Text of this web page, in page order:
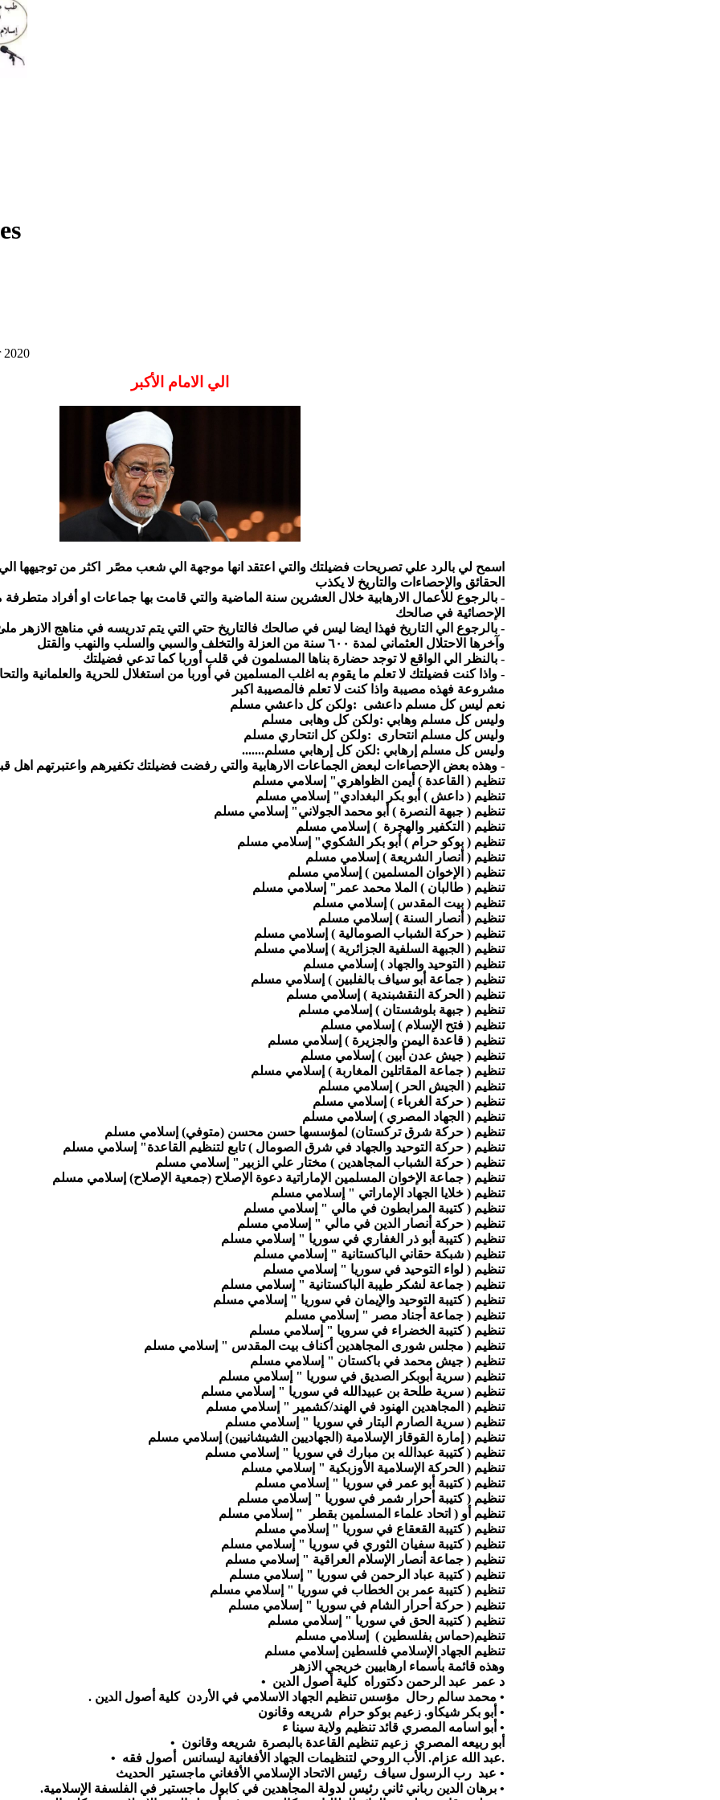
2020
الي الامام الأكبر
اسمح لي بالرد علي تصريحات فضيلتك والتي اعتقد انها موجهة الي شعب مصًر اكثر من توجيهها
الحقائق والإحصاءات والتاريخ لا يكذب
- بالرجوع للأعمال الارهابية خلال العشرين سنة الماضية والتي قامت بها جماعات او أفراد
الإحصائية في صالحك
- بالرجوع الي التاريخ فهذا ايضا ليس في صالحك فالتاريخ حتي التي يتم تدريسه في مناهج الازهر
وآخرها الاحتلال العثماني لمدة ٦٠٠ سنة من العزلة والتخلف والسبي والسلب والنهب والقتل
- بالنظر الي الواقع لا توجد حضارة بناها المسلمون في قلب أوربا كما تدعي فضيلتك
- واذا كنت فضيلتك لا تعلم ما يقوم به اغلب المسلمين في أوربا من استغلال للحرية والعلمانية
مشروعة فهذه مصيبة واذا كنت لا تعلم فالمصيبة اكبر
نعم ليس كل مسلم داعشى :ولكن كل داعشي مسلم
وليس كل مسلم وهابي :ولكن كل وهابى مسلم
وليس كل مسلم انتحارى :ولكن كل انتحاري مسلم
وليس كل مسلم إرهابي :لكن كل إرهابي مسلم.......
- وهذه بعض الإحصاءات لبعض الجماعات الارهابية والتي رفضت فضيلتك تكفيرهم واعتبرتهم اهل
تنظيم ( القاعدة ) أيمن الظواهري" إسلامي مسلم
تنظيم ( داعش ) أبو بكر البغدادي" إسلامي مسلم
تنظيم ( جبهة النصرة ) أبو محمد الجولاني" إسلامي مسلم
تنظيم ( التكفير والهجرة ) إسلامي مسلم
تنظيم ( بوكو حرام ) أبو بكر الشكوي" إسلامي مسلم
تنظيم ( أنصار الشريعة ) إسلامي مسلم
تنظيم ( الإخوان المسلمين ) إسلامي مسلم
تنظيم ( طالبان ) الملا محمد عمر" إسلامي مسلم
تنظيم ( بيت المقدس ) إسلامي مسلم
تنظيم ( أنصار السنة ) إسلامي مسلم
تنظيم ( حركة الشباب الصومالية ) إسلامي مسلم
تنظيم ( الجبهة السلفية الجزائرية ) إسلامي مسلم
تنظيم ( التوحيد والجهاد ) إسلامي مسلم
تنظيم ( جماعة أبو سياف بالفلبين ) إسلامي مسلم
تنظيم ( الحركة النقشبندية ) إسلامي مسلم
تنظيم ( جبهة بلوشستان ) إسلامي مسلم
تنظيم ( فتح الإسلام ) إسلامي مسلم
تنظيم ( قاعدة اليمن والجزيرة ) إسلامي مسلم
تنظيم ( جيش عدن أبين ) إسلامي مسلم
تنظيم ( جماعة المقاتلين المغاربة ) إسلامي مسلم
تنظيم ( الجيش الحر ) إسلامي مسلم
تنظيم ( حركة الغرباء ) إسلامي مسلم
تنظيم ( الجهاد المصري ) إسلامي مسلم
تنظيم ( حركة شرق تركستان) لمؤسسها حسن محسن (متوفي) إسلامي مسلم
تنظيم ( حركة التوحيد والجهاد في شرق الصومال ) تابع لتنظيم القاعدة" إسلامي مسلم
تنظيم ( حركة الشباب المجاهدين ) مختار علي الزبير" إسلامي مسلم
تنظيم ( جماعة الإخوان المسلمين الإماراتية دعوة الإصلاح (جمعية الإصلاح) إسلامي مسلم
تنظيم ( خلايا الجهاد الإماراتي " إسلامي مسلم
تنظيم ( كتيبة المرابطون في مالي " إسلامي مسلم
تنظيم ( حركة أنصار الدين في مالي " إسلامي مسلم
تنظيم ( كتيبة أبو ذر الغفاري في سوريا " إسلامي مسلم
تنظيم ( شبكة حقاني الباكستانية " إسلامي مسلم
تنظيم ( لواء التوحيد في سوريا " إسلامي مسلم
تنظيم ( جماعة لشكر طيبة الباكستانية " إسلامي مسلم
تنظيم ( كتيبة التوحيد والإيمان في سوريا " إسلامي مسلم
تنظيم ( جماعة أجناد مصر " إسلامي مسلم
تنظيم ( كتيبة الخضراء في سرويا " إسلامي مسلم
تنظيم ( مجلس شورى المجاهدين أكناف بيت المقدس " إسلامي مسلم
تنظيم ( جيش محمد في باكستان " إسلامي مسلم
تنظيم ( سرية أبوبكر الصديق في سوريا " إسلامي مسلم
تنظيم ( سرية طلحة بن عبيدالله في سوريا " إسلامي مسلم
تنظيم ( المجاهدين الهنود في الهند/كشمير " إسلامي مسلم
تنظيم ( سرية الصارم البتار في سوريا " إسلامي مسلم
تنظيم ( إمارة القوقاز الإسلامية (الجهاديين الشيشانيين) إسلامي مسلم
تنظيم ( كتيبة عبدالله بن مبارك في سوريا " إسلامي مسلم
تنظيم ( الحركة الإسلامية الأوزبكية " إسلامي مسلم
تنظيم ( كتيبة أبو عمر في سوريا " إسلامي مسلم
تنظيم ( كتيبة أحرار شمر في سوريا " إسلامي مسلم
تنظيم أو ( اتحاد علماء المسلمين بقطر " إسلامي مسلم
تنظيم ( كتيبة القعقاع في سوريا " إسلامي مسلم
تنظيم ( كتيبة سفيان الثوري في سوريا " إسلامي مسلم
تنظيم ( جماعة أنصار الإسلام العراقية " إسلامي مسلم
تنظيم ( كتيبة عباد الرحمن في سوريا " إسلامي مسلم
تنظيم ( كتيبة عمر بن الخطاب في سوريا " إسلامي مسلم
تنظيم ( حركة أحرار الشام في سوريا " إسلامي مسلم
تنظيم ( كتيبة الحق في سوريا " إسلامي مسلم
تنظيم(حماس بفلسطين ) إسلامي مسلم
تنظيم الجهاد الإسلامي فلسطين إسلامي مسلم
وهذه قائمة بأسماء ارهابيين خريجي الازهر
• د عمر عبد الرحمن دكتوراه كلية أصول الدين
• محمد سالم رحال مؤسس تنظيم الجهاد الاسلامي في الأردن كلية أصول الدين .
• أبو بكر شيكاو. زعيم بوكو حرام شريعه وقانون
• أبو اسامه المصري قائد تنظيم ولاية سينا ء
• أبو ربيعه المصري زعيم تنظيم القاعدة بالبصرة شريعه وقانون
• عبد الله عزام. الأب الروحي لتنظيمات الجهاد الأفغانية ليسانس أصول فقه.
• عبد رب الرسول سياف رئيس الاتحاد الإسلامي الأفغاني ماجستير الحديث
• برهان الدين رباني ثاني رئيس لدولة المجاهدين في كابول ماجستير في الفلسفة الإسلامية.